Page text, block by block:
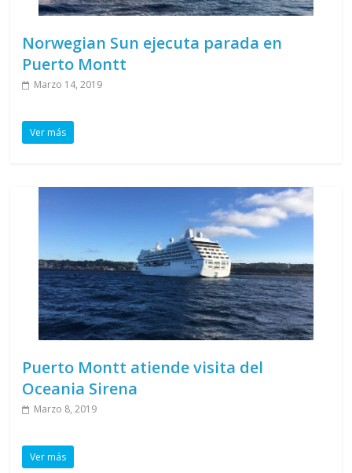
Norwegian Sun ejecuta parada en
Puerto Montt
Marzo 14, 2019
Ver más
Puerto Montt atiende visita del
Oceania Sirena
Marzo 8, 2019
Ver más